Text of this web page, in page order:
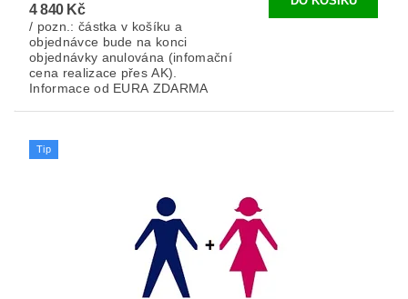
4 840 Kč
/ pozn.: částka v košíku a
objednávce bude na konci
objednávky anulována (infomační
cena realizace přes AK).
Informace od EURA ZDARMA
Tip